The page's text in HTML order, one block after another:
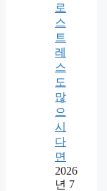
로
스
트
레
스
도
많
으
시
다
면
2026
년 7